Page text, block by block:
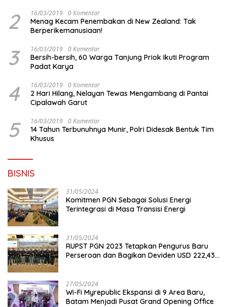
2 16/03/2019 0 Komentar
Menag Kecam Penembakan di New Zealand: Tak
Berperikemanusiaan!
3 16/03/2019 0 Komentar
Bersih-bersih, 60 Warga Tanjung Priok Ikuti Program
Padat Karya
4 16/03/2019 0 Komentar
2 Hari Hilang, Nelayan Tewas Mengambang di Pantai
Cipalawah Garut
5 16/03/2019 0 Komentar
14 Tahun Terbunuhnya Munir, Polri Didesak Bentuk Tim
Khusus
BISNIS
31/05/2024
Komitmen PGN Sebagai Solusi Energi
Terintegrasi di Masa Transisi Energi
31/05/2024
RUPST PGN 2023 Tetapkan Pengurus Baru
Perseroan dan Bagikan Deviden USD 222,43
27/05/2024
Wi-Fi Myrepublic Ekspansi di 9 Area Baru,
Batam Menjadi Pusat Grand Opening Office